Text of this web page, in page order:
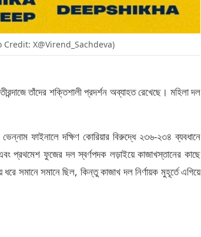
X@Virend_Sachdeva)
তাঁদের শক্তিশালী প্রদর্শন অব্যাহত রেখেছে। মহিলা দল
ফাইনালে দক্ষিণ কোরিয়ার বিরুদ্ধে ২৩৬-২৩৪ ব্যবধানে
প্রথমেশ ফুজের দল স্বর্ণপদক লড়াইয়ে কাজাখস্তানের কাছে
সমানে সমানে ছিল, কিন্তু কাজাখ দল নির্ণায়ক মুহূর্তে এগিয়ে